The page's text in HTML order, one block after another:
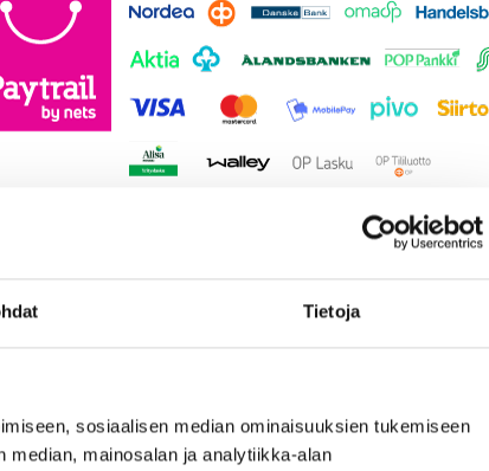
Tietoja
sosiaalisen median ominaisuuksien tukemiseen
mainosalan ja analytiikka-alan
Käsipaperit Katrin,
Pehmopaperit
tuotteelle Ammattikäyttöön,Ammattisiivous,C-fold ,C-taitto,Hygienia
,Katrin Keittiö,Pehmopaperi